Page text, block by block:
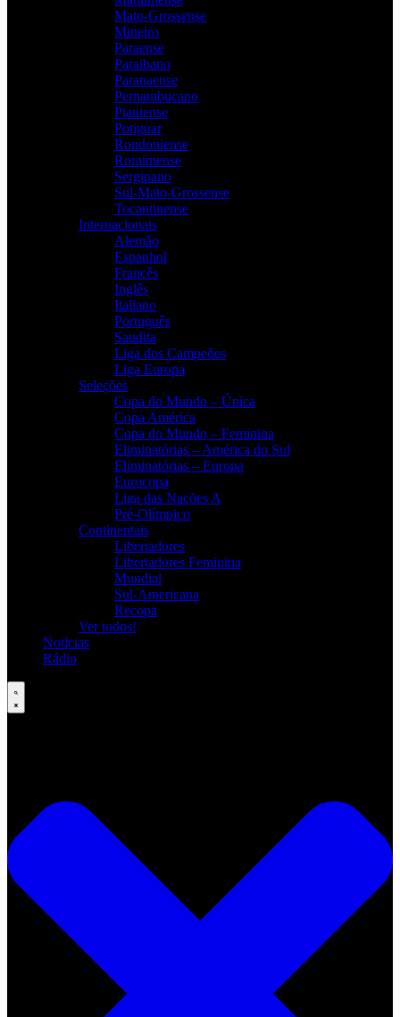
Mato-Grossense
Mineiro
Paraense
Paraibano
Paranaense
Pernambucano
Piauiense
Potiguar
Rondoniense
Roraimense
Sergipano
Sul-Mato-Grossense
Tocantinense
Internacionais
Alemão
Espanhol
Francês
Inglês
Italiano
Português
Saudita
Liga dos Campeões
Liga Europa
Seleções
Copa do Mundo – Única
Copa América
Copa do Mundo – Feminina
Eliminatórias – América do Sul
Eliminatórias – Europa
Eurocopa
Liga das Nações A
Pré-Olímpico
Continentais
Libertadores
Libertadores Feminina
Mundial
Sul-Americana
Recopa
Ver todos!
Notícias
Rádio